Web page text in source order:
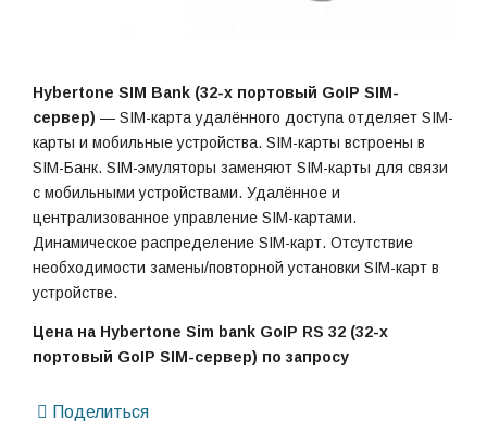
Hybertone SIM Bank (32-х портовый GoIP SIM-
сервер) — SIM-карта удалённого доступа отделяет SIM-
карты и мобильные устройства. SIM-карты встроены в
SIM-Банк. SIM-эмуляторы заменяют SIM-карты для связи
с мобильными устройствами. Удалённое и
централизованное управление SIM-картами.
Динамическое распределение SIM-карт. Отсутствие
необходимости замены/повторной установки SIM-карт в
устройстве.
Цена на Hybertone Sim bank GoIP RS 32 (32-х
портовый GoIP SIM-сервер) по запросу
Поделиться